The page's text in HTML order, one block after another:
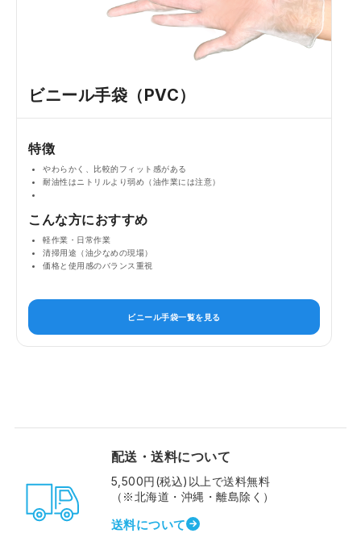
ビニール手袋（PVC）
特徴
やわらかく、比較的フィット感がある
耐油性はニトリルより弱め（油作業には注意）
こんな方におすすめ
軽作業・日常作業
清掃用途（油少なめの現場）
価格と使用感のバランス重視
ビニール手袋一覧を見る
配送・送料について
5,500円(税込)以上で送料無料
（※北海道・沖縄・離島除く）
送料について